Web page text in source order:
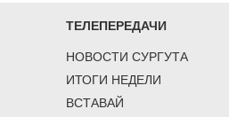
ТЕЛЕПЕРЕДАЧИ
НОВОСТИ СУРГУТА
ИТОГИ НЕДЕЛИ
ВСТАВАЙ